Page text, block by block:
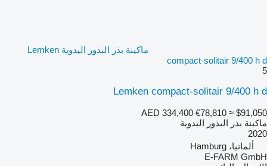
ماكينة بذر البذور اليدوية Lemken
compact-solitair 9/400 h d
5
Lemken compact-solitair 9/400 h d
AED 334,400 €78,810 ≈ $91,050
ماكينة بذر البذور اليدوية
2020
ألمانيا، Hamburg
E-FARM GmbH